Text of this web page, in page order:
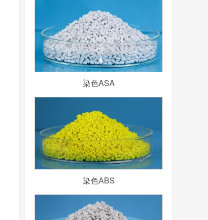
染色ASA
染色ABS